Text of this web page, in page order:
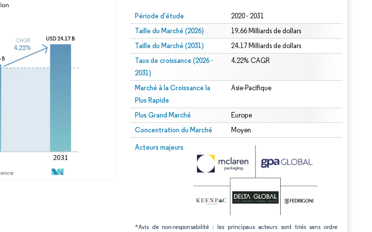
Période d'étude 2020 - 2031
Taille du Marché (2026) 19.66 Milliards de dollars
Taille du Marché (2031) 24.17 Milliards de dollars
Taux de croissance (2026 -
2031)
4.22% CAGR
Marché à la Croissance la
Plus Rapide
Asie-Pacifique
Plus Grand Marché Europe
Concentration du Marché Moyen
Acteurs majeurs
*Avis de non-responsabilité : les principaux acteurs sont triés sans ordre
Image © Mordor Intelligence. La réutilisation nécessite une attribution sous CC BY 4.0.
Image © Mordor Intelligence. La réutilisation nécessite une attribution sous CC BY 4.0.